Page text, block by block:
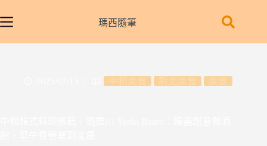
至
瑪西隨筆